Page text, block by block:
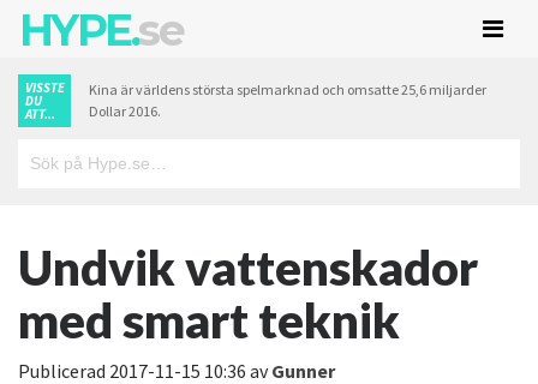
HYPE.se
VISSTE
DU
ATT...
Kina är världens största spelmarknad och omsatte 25,6 miljarder
Dollar 2016.
Undvik vattenskador
med smart teknik
Publicerad 2017-11-15 10:36 avGunner